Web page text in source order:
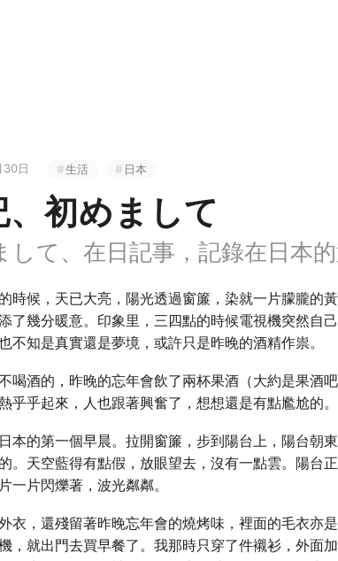
30日 生活 日本
、初めまして
して、在日記事，記錄在日本的
時候，天已大亮，陽光透過窗簾，染就一片朦朧的
了幾分暖意。印象里，三四點的時候電視機突然自
不知是真實還是夢境，或許只是昨晚的酒精作祟。
喝酒的，昨晚的忘年會飲了兩杯果酒（大約是果酒
乎乎起來，人也跟著興奮了，想想還是有點尷尬的。
本的第一個早晨。拉開窗簾，步到陽台上，陽台朝
。天空藍得有點假，放眼望去，沒有一點雲。陽台
一片閃爍著，波光粼粼。
衣，還殘留著昨晚忘年會的燒烤味，裡面的毛衣亦
，就出門去買早餐了。我那時只穿了件襯衫，外面